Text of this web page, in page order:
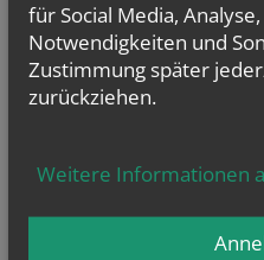
für Social Media,
Notwendigkeiten und
Zustimmung später
zurückziehen.
Weitere Informationen